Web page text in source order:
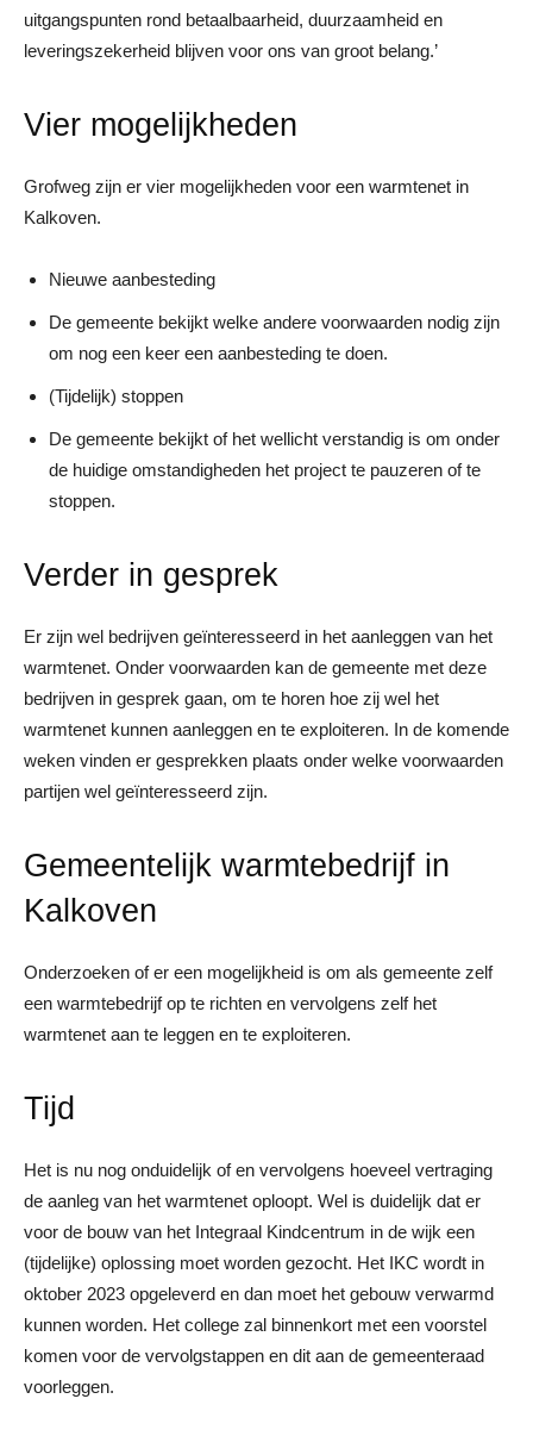
uitgangspunten rond betaalbaarheid, duurzaamheid en
leveringszekerheid blijven voor ons van groot belang.’
Vier mogelijkheden
Grofweg zijn er vier mogelijkheden voor een warmtenet in
Kalkoven.
Nieuwe aanbesteding
De gemeente bekijkt welke andere voorwaarden nodig zijn
om nog een keer een aanbesteding te doen.
(Tijdelijk) stoppen
De gemeente bekijkt of het wellicht verstandig is om onder
de huidige omstandigheden het project te pauzeren of te
stoppen.
Verder in gesprek
Er zijn wel bedrijven geïnteresseerd in het aanleggen van het
warmtenet. Onder voorwaarden kan de gemeente met deze
bedrijven in gesprek gaan, om te horen hoe zij wel het
warmtenet kunnen aanleggen en te exploiteren. In de komende
weken vinden er gesprekken plaats onder welke voorwaarden
partijen wel geïnteresseerd zijn.
Gemeentelijk warmtebedrijf in
Kalkoven
Onderzoeken of er een mogelijkheid is om als gemeente zelf
een warmtebedrijf op te richten en vervolgens zelf het
warmtenet aan te leggen en te exploiteren.
Tijd
Het is nu nog onduidelijk of en vervolgens hoeveel vertraging
de aanleg van het warmtenet oploopt. Wel is duidelijk dat er
voor de bouw van het Integraal Kindcentrum in de wijk een
(tijdelijke) oplossing moet worden gezocht. Het IKC wordt in
oktober 2023 opgeleverd en dan moet het gebouw verwarmd
kunnen worden. Het college zal binnenkort met een voorstel
komen voor de vervolgstappen en dit aan de gemeenteraad
voorleggen.